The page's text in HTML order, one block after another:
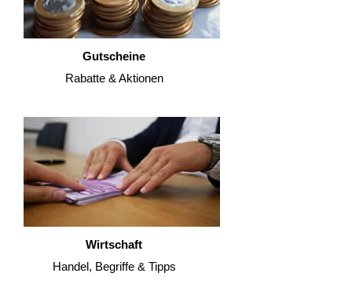
Gutscheine
Rabatte & Aktionen
Wirtschaft
Handel, Begriffe & Tipps